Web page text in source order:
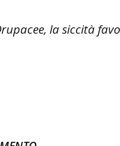
la siccità